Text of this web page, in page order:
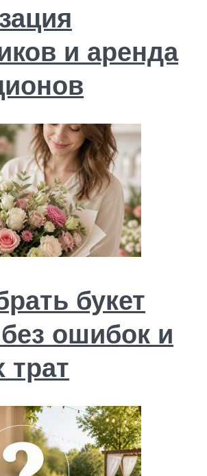
и аренда
букет
ошибок и